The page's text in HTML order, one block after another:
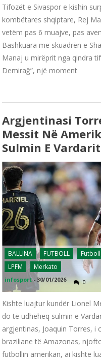
Tifozët e Sivaspor e kishin
kombëtares shqiptare, Rej
vetëm pas 6 muajve, pas
Bashkuara me skuadrën e
Manaj u mirëprit nga qindra
Demirağ”, një moment
Argjentinasi
Messit Në
Sulmin E
BALLINA FUTBOLL
LPFM
Merkato
infosport -30/01/2026 0
Kishte luajtur kundër Lionel
do të udhëheq sulmin e
argjentinas, Joaquin Torres, i
braziliane të Amazonas,
futbollin amerikan, ai kishte